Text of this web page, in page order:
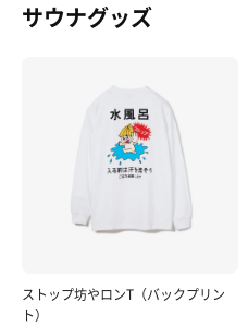
サウナグッズ
ストップ坊やロンT（バックプリン
ト）